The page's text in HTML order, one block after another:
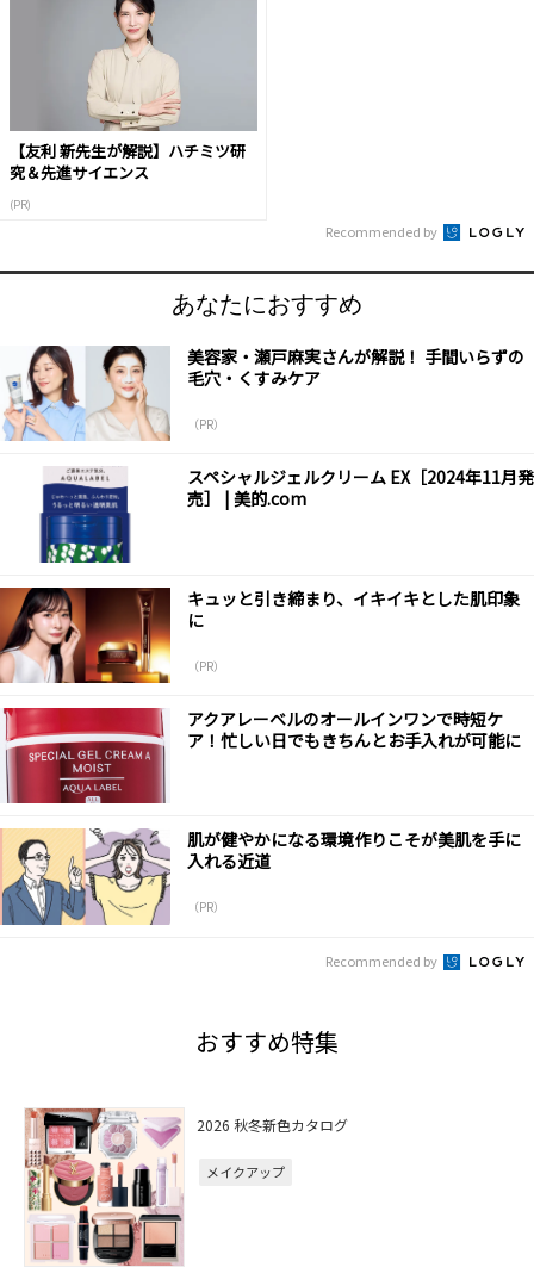
【友利 新先生が解説】ハチミツ研
究＆先進サイエンス
(PR)
Recommended by
あなたにおすすめ
美容家・瀬戸麻実さんが解説！ 手間いらずの
毛穴・くすみケア
（PR）
スペシャルジェルクリーム EX［2024年11月発
売］ | 美的.com
キュッと引き締まり、イキイキとした肌印象
に
（PR）
アクアレーベルのオールインワンで時短ケ
ア！忙しい日でもきちんとお手入れが可能に
肌が健やかになる環境作りこそが美肌を手に
入れる近道
（PR）
Recommended by
おすすめ特集
2026 秋冬新色カタログ
メイクアップ